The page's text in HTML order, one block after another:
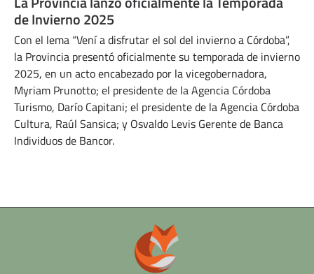
de Invierno 2025
Con el lema “Vení a disfrutar el sol del invierno a Córdoba”,
la Provincia presentó oficialmente su temporada de invierno
2025, en un acto encabezado por la vicegobernadora,
Myriam Prunotto; el presidente de la Agencia Córdoba
Turismo, Darío Capitani; el presidente de la Agencia Córdoba
Cultura, Raúl Sansica; y Osvaldo Levis Gerente de Banca
Individuos de Bancor.